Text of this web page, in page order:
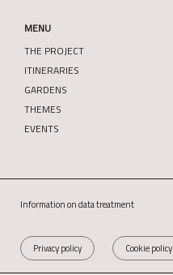
MENU
THE PROJECT
ITINERARIES
GARDENS
THEMES
EVENTS
Information on data treatment
Privacy policy Cookie policy